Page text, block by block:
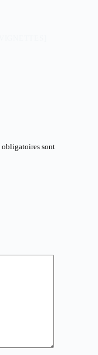
obligatoires sont